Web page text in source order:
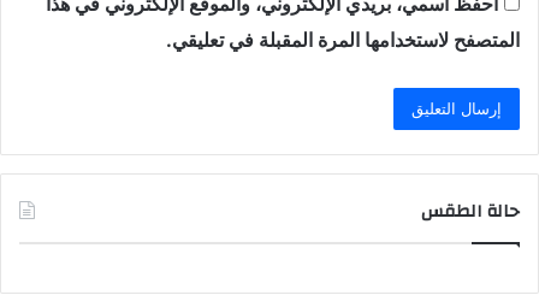
المتصفح لاستخدامها المرة المقبلة في تعليقي.
حالة الطقس